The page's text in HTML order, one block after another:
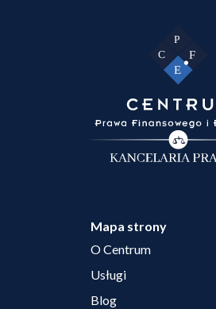
Mapa strony
O Centrum
Usługi
Blog